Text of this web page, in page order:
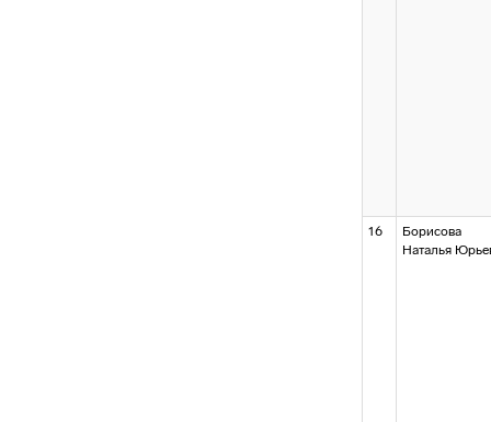
16
Борисова
Наталья